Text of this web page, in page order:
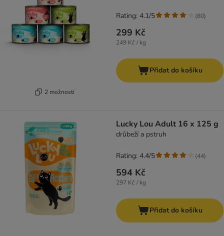
2 možností
299 Kč
249 Kč / kg
Rating: 4.1/5 (80)
Přidat do košíku
Lucky Lou Adult 16 x 125 g
drůbeží a pstruh
594 Kč
297 Kč / kg
Rating: 4.4/5 (44)
Přidat do košíku